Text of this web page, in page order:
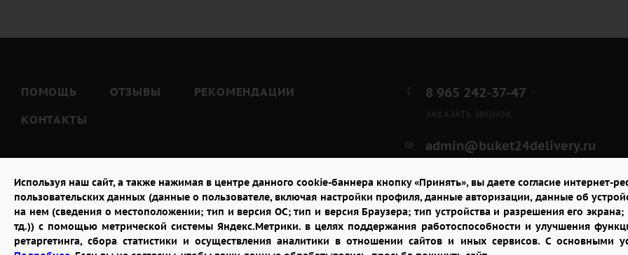
Используя наш сайт, а также нажимая в центре данного cookie-баннера кнопку «Принять», вы даете согласие интернет-
пользовательских данных (данные о пользователе, включая настройки профиля, данные авторизации, данные об
на нем (сведения о местоположении; тип и версия ОС; тип и версия Браузера; тип устройства и разрешения его
тд.)) с помощью метрической системы Яндекс.Метрики. в целях поддержания работоспособности и улучшения
ретаргетинга, сбора статистики и осуществления аналитики в отношении сайтов и иных сервисов. С основными
ПОМОЩЬ ОТЗЫВЫ
РЕКОМЕНДАЦИИ
КОНТАКТЫ
8 965 242-37-47
admin@buket24delivery.ru
ул. Красная Горка д. 36А,
ТЦ «Южный»
2026 © "Доставка цветов в Пензе"